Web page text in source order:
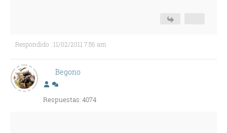
Respondido : 11/02/2011 7:56 am
Begono
Respuestas: 4074